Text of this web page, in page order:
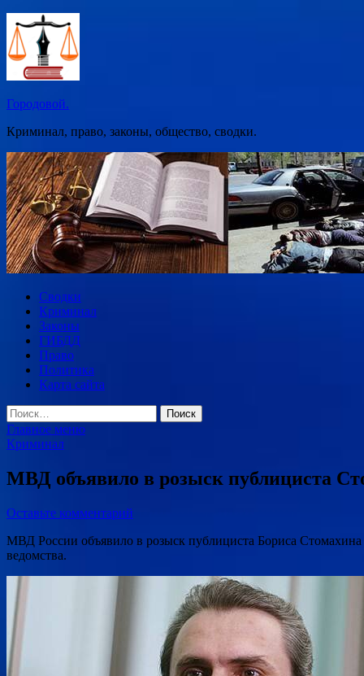
Перейти
содержимому
Городовой.
Криминал, право, законы, общество, сводки.
Сводки
Криминал
Законы
ГИБДД
Право
Политика
Карта сайта
Найти:
Главное меню
Криминал
МВД объявило в розыск публициста
Оставьте комментарий
МВД России объявило в розыск публициста Бориса Стомахина
ведомства.